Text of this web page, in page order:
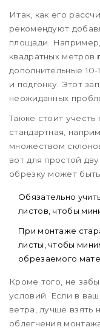
Итак, как его
рекомендуют
площади.
квадратных метров
дополнительные
и подгонку. Этот
неожиданных
Также стоит
стандартная,
множеством
вот для простой
обрезку может
Обязательно
листов, чтобы
При монтаже
листы, чтобы
обрезаемого
Кроме того, не
условий. Если в
ветра, лучше взять
облегчения